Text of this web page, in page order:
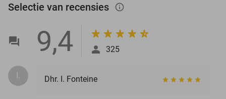
Selectie van recensies info_outlined
9,4 325
I. Dhr. I. Fonteine